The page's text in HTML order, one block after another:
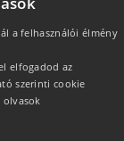
Adatvédelem
a felhasználói élmény
elfogadod az
szerinti cookie
olvasok